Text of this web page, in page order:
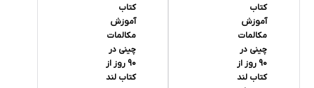
کتاب
آموزش
مکالمات
چینی در
90 روز از
کتاب لند
کتاب
آموزش
مکالمات
چینی در
90 روز از
کتاب لند